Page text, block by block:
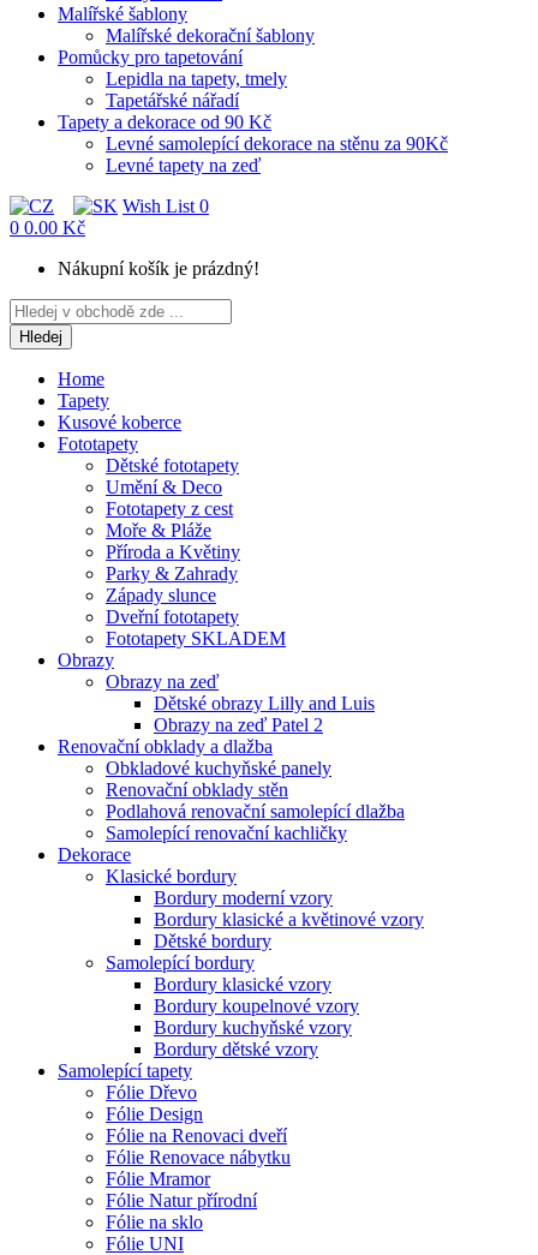
Malířské šablony
Malířské dekorační šablony
Pomůcky pro tapetování
Lepidla na tapety, tmely
Tapetářské nářadí
Tapety a dekorace od 90 Kč
Levné samolepící dekorace na stěnu za 90Kč
Levné tapety na zeď
Wish List 0
0 0.00 Kč
Nákupní košík je prázdný!
Hledej
Home
Tapety
Kusové koberce
Fototapety
Dětské fototapety
Umění & Deco
Fototapety z cest
Moře & Pláže
Příroda a Květiny
Parky & Zahrady
Západy slunce
Dveřní fototapety
Fototapety SKLADEM
Obrazy
Obrazy na zeď
Dětské obrazy Lilly and Luis
Obrazy na zeď Patel 2
Renovační obklady a dlažba
Obkladové kuchyňské panely
Renovační obklady stěn
Podlahová renovační samolepící dlažba
Samolepící renovační kachličky
Dekorace
Klasické bordury
Bordury moderní vzory
Bordury klasické a květinové vzory
Dětské bordury
Samolepící bordury
Bordury klasické vzory
Bordury koupelnové vzory
Bordury kuchyňské vzory
Bordury dětské vzory
Samolepící tapety
Fólie Dřevo
Fólie Design
Fólie na Renovaci dveří
Fólie Renovace nábytku
Fólie Mramor
Fólie Natur přírodní
Fólie na sklo
Fólie UNI